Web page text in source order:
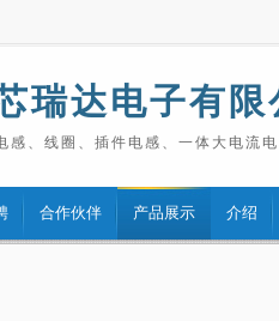
瑞达电子有限
感、线圈、插件电感、一体大电流
合作伙伴 产品展示 介绍